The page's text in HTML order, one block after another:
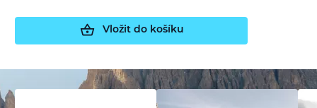
Vložit do košíku